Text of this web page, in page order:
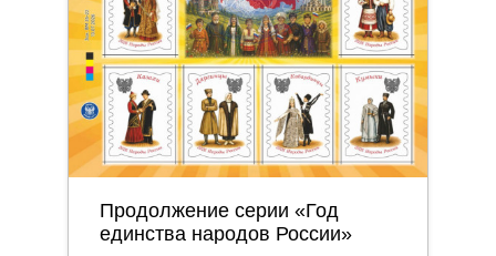
Продолжение серии «Год
единства народов России»